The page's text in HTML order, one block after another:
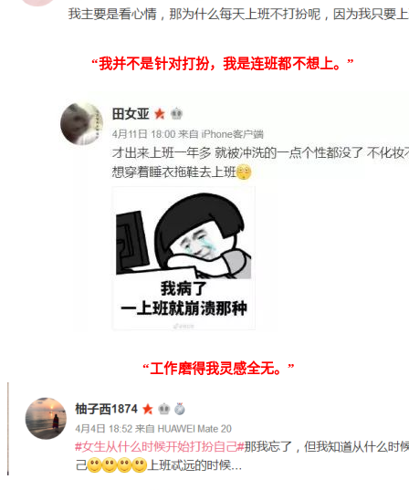
“我并不是针对打扮，我是连班都不想上。”
“工作磨得我灵感全无。”